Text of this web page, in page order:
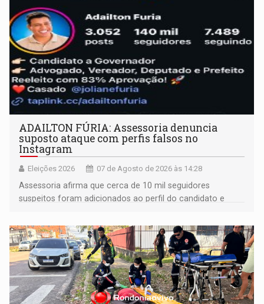
ADAILTON FÚRIA: Assessoria denuncia
suposto ataque com perfis falsos no
Instagram
Eleições 2026 07 de Agosto de 2026 às 14:28
Assessoria afirma que cerca de 10 mil seguidores
suspeitos foram adicionados ao perfil do candidato e
remover as contas